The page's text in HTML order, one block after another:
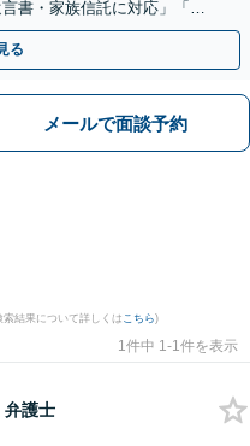
書・家族信託に対応」「遺
る
メールで面談予約
索結果について詳しくは こちら)
1件中 1-1件を表示
弁護士